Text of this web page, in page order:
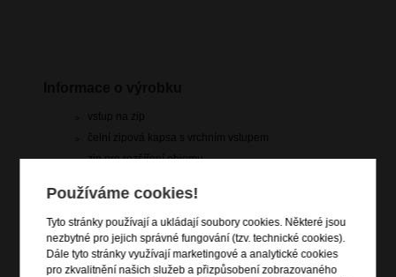
vstup na zip
čelní zipová kapsa s vrchním vstupem
zip pro rozšíření objemu
vrchní madlo
4 dvojitá kolečka
integrovaný TSA zámek
vnitřní popruhy pro udržení obsahu
Používáme cookies!
Tyto stránky používají a ukládají soubory cookies. Některé jsou
nezbytné pro jejich správné fungování (tzv. technické cookies).
Dále tyto stránky využívají marketingové a analytické cookies
pro zkvalitnění našich služeb a přizpůsobení zobrazovaného